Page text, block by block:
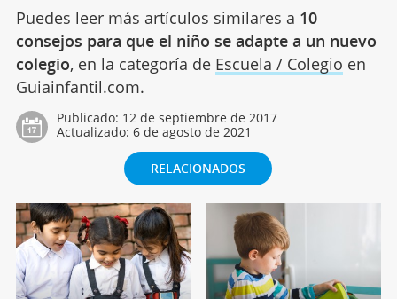
Puedes leer más artículos similares a 10
consejos para que el niño se adapte a un nuevo
colegio, en la categoría de Escuela / Colegio en
Guiainfantil.com.
Publicado: 12 de septiembre de 2017
Actualizado: 6 de agosto de 2021
RELACIONADOS